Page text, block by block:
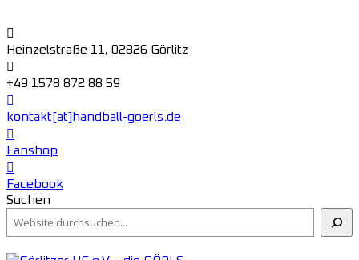
Heinzelstraße 11, 02826 Görlitz
+49 1578 872 88 59
kontakt[at]handball-goerls.de
Fanshop
Facebook
Suchen